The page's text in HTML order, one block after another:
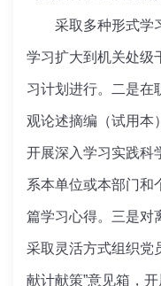
采取多种形式学习
学习扩大到机关处级
习计划进行。二是在
观论述摘编（试用本
开展深入学习实践科
系本单位或本部门和
篇学习心得。三是对
采取灵活方式组织党
献计献策”意见箱，